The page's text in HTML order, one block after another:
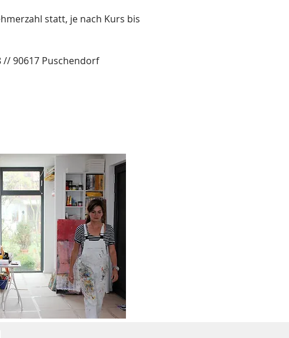
statt, je nach Kurs bis
// 90617 Puschendorf